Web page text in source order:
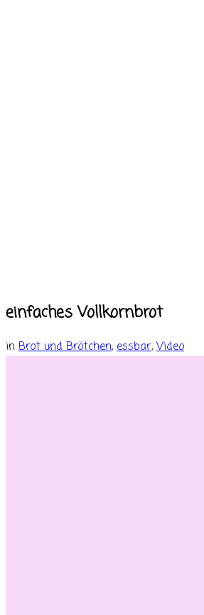
einfaches Vollkornbrot
in Brot und Brötchen, essbar,Video